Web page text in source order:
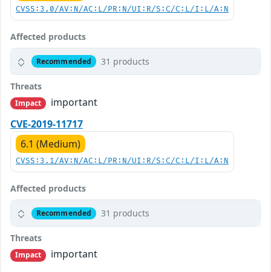
CVSS:3.0/AV:N/AC:L/PR:N/UI:R/S:C/C:L/I:L/A:N
Affected products
Recommended 31 products
Threats
Impact
important
CVE-2019-11717
6.1 (Medium)
CVSS:3.1/AV:N/AC:L/PR:N/UI:R/S:C/C:L/I:L/A:N
Affected products
Recommended 31 products
Threats
Impact
important